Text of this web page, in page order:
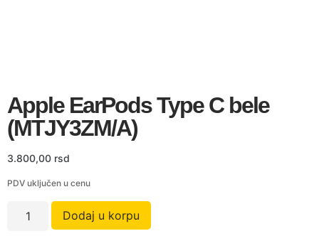
Apple EarPods Type C bele
(MTJY3ZM/A)
3.800,00 rsd
PDV uključen u cenu
Dodaj u korpu